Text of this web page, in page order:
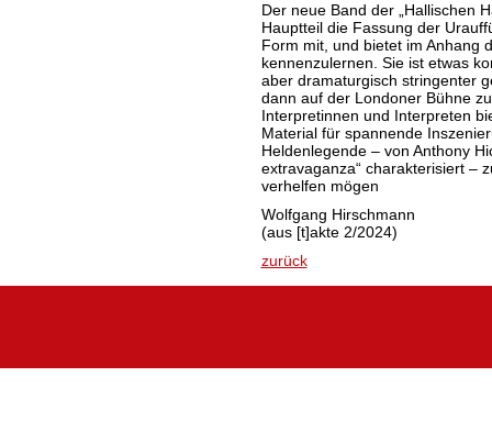
Der neue Band der „Hallischen
Hauptteil die Fassung der
Form mit, und bietet im Anhang
kennenzulernen. Sie ist etwas
aber dramaturgisch stringenter
dann auf der Londoner Bühne
Interpretinnen und Interpreten
Material für spannende
Heldenlegende – von Anthony
extravaganza“ charakterisiert –
verhelfen mögen
Wolfgang Hirschmann
(aus [t]akte 2/2024)
zurück